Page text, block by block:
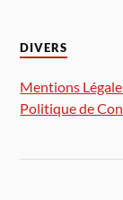
DIVERS
Mentions
Politique de